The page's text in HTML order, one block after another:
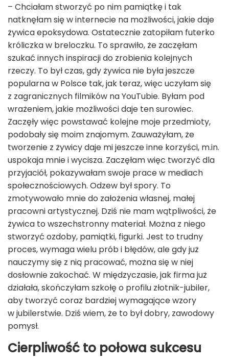
– Chciałam stworzyć po nim pamiątkę i tak
natknęłam się w internecie na możliwości, jakie daje
żywica epoksydowa. Ostatecznie zatopiłam futerko
króliczka w breloczku. To sprawiło, że zaczęłam
szukać innych inspiracji do zrobienia kolejnych
rzeczy. To był czas, gdy żywica nie była jeszcze
popularna w Polsce tak, jak teraz, więc uczyłam się
z zagranicznych filmików na YouTubie. Byłam pod
wrażeniem, jakie możliwości daje ten surowiec.
Zaczęły więc powstawać kolejne moje przedmioty,
podobały się moim znajomym. Zauważyłam, że
tworzenie z żywicy daje mi jeszcze inne korzyści, m.in.
uspokaja mnie i wycisza. Zaczęłam więc tworzyć dla
przyjaciół, pokazywałam swoje prace w mediach
społecznościowych. Odzew był spory. To
zmotywowało mnie do założenia własnej, małej
pracowni artystycznej. Dziś nie mam wątpliwości, że
żywica to wszechstronny materiał. Można z niego
stworzyć ozdoby, pamiątki, figurki. Jest to trudny
proces, wymaga wielu prób i błędów, ale gdy już
nauczymy się z nią pracować, można się w niej
dosłownie zakochać. W międzyczasie, jak firma już
działała, skończyłam szkołę o profilu złotnik-jubiler,
aby tworzyć coraz bardziej wymagające wzory
w jubilerstwie. Dziś wiem, że to był dobry, zawodowy
pomysł.
Cierpliwość to połowa sukcesu